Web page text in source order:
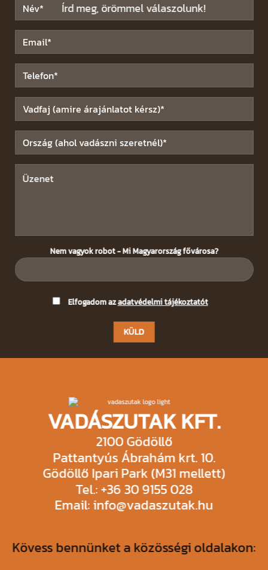
Írd meg, örömmel válaszolunk!
Nem vagyok robot - Mi Magyarország fővárosa?
Elfogadom azadatvédelmi tájékoztatót
VADÁSZUTAK KFT.
2100 Gödöllő
Pattantyús Ábrahám krt. 10.
Gödöllő Ipari Park (M31 mellett)
Tel.: +36 30 9155 028
Email: info@vadaszutak.hu
Kövess bennünket a közösségi oldalakon: